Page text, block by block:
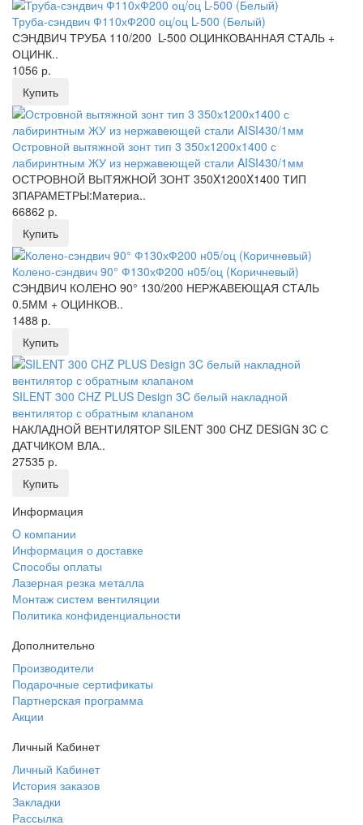
Труба-сэндвич Ф110хФ200 оц/оц L-500 (Белый)
СЭНДВИЧ ТРУБА 110/200 L-500 ОЦИНКОВАННАЯ СТАЛЬ +
ОЦИНК..
1056 р.
Купить
Островной вытяжной зонт тип 3 350х1200х1400 с
лабиринтным ЖУ из нержавеющей стали AISI430/1мм
ОСТРОВНОЙ ВЫТЯЖНОЙ ЗОНТ 350X1200X1400 ТИП
3ПАРАМЕТРЫ:Материа..
66862 р.
Купить
Колено-сэндвич 90° Ф130хФ200 н05/оц (Коричневый)
СЭНДВИЧ КОЛЕНО 90° 130/200 НЕРЖАВЕЮЩАЯ СТАЛЬ
0.5ММ + ОЦИНКОВ..
1488 р.
Купить
SILENT 300 CHZ PLUS Design 3C белый накладной
вентилятор с обратным клапаном
НАКЛАДНОЙ ВЕНТИЛЯТОР SILENT 300 CHZ DESIGN 3C С
ДАТЧИКОМ ВЛА..
27535 р.
Купить
Информация
O компании
Информация о доставке
Способы оплаты
Лазерная резка металла
Монтаж систем вентиляции
Политика конфиденциальности
Дополнительно
Производители
Подарочные сертификаты
Партнерская программа
Акции
Личный Кабинет
Личный Кабинет
История заказов
Закладки
Рассылка